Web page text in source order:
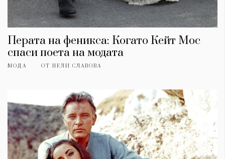
Перата на феникса: Когато Кейт Мос
спаси поета на модата
МОДА ОТ НЕЛИ СЛАВОВА